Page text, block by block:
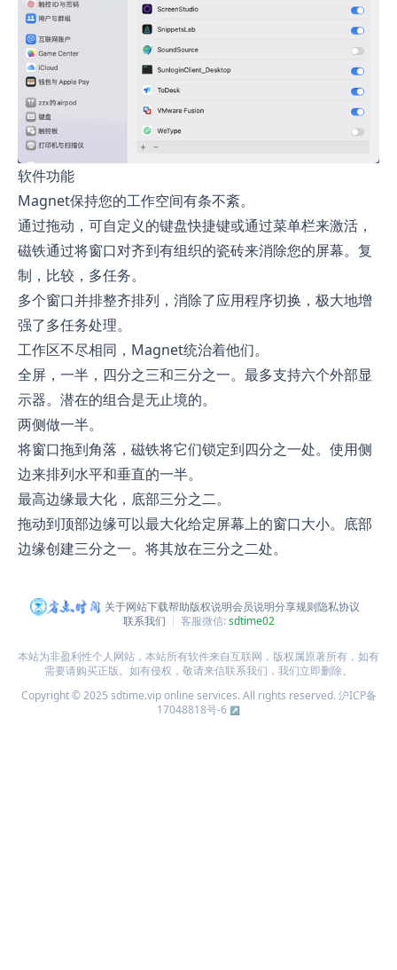
软件功能
Magnet保持您的工作空间有条不紊。
通过拖动，可自定义的键盘快捷键或通过菜单栏来激活，
磁铁通过将窗口对齐到有组织的瓷砖来消除您的屏幕。复
制，比较，多任务。
多个窗口并排整齐排列，消除了应用程序切换，极大地增
强了多任务处理。
工作区不尽相同，Magnet统治着他们。
全屏，一半，四分之三和三分之一。最多支持六个外部显
示器。潜在的组合是无止境的。
两侧做一半。
将窗口拖到角落，磁铁将它们锁定到四分之一处。使用侧
边来排列水平和垂直的一半。
最高边缘最大化，底部三分之二。
拖动到顶部边缘可以最大化给定屏幕上的窗口大小。底部
边缘创建三分之一。将其放在三分之二处。
关于网站下载帮助版权说明会员说明分享规则隐私协议
联系我们
客服微信:sdtime02
本站为非盈利性个人网站，本站所有软件来自互联网，版权属原著所有，如有
需要请购买正版。如有侵权，敬请来信联系我们，我们立即删除。
Copyright © 2025 sdtime.vip online services. All rights reserved.沪ICP备
17048818号-6